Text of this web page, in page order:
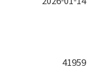
41959